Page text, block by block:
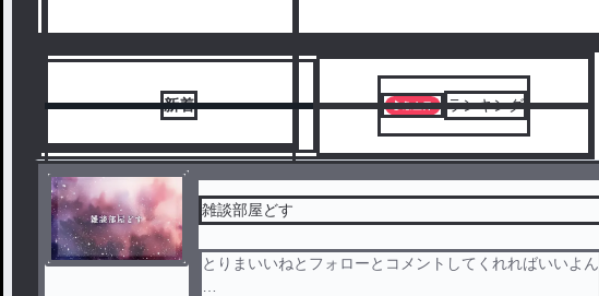
新着 ランキング
雑談部屋どす
とりまいいねとフォローとコメントしてくれればいいよん